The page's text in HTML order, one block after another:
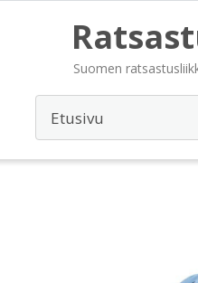
Suomen